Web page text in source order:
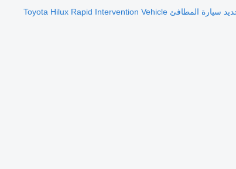
جديد سيارة المطافئ Toyota Hilux Rapid Intervention Vehicle